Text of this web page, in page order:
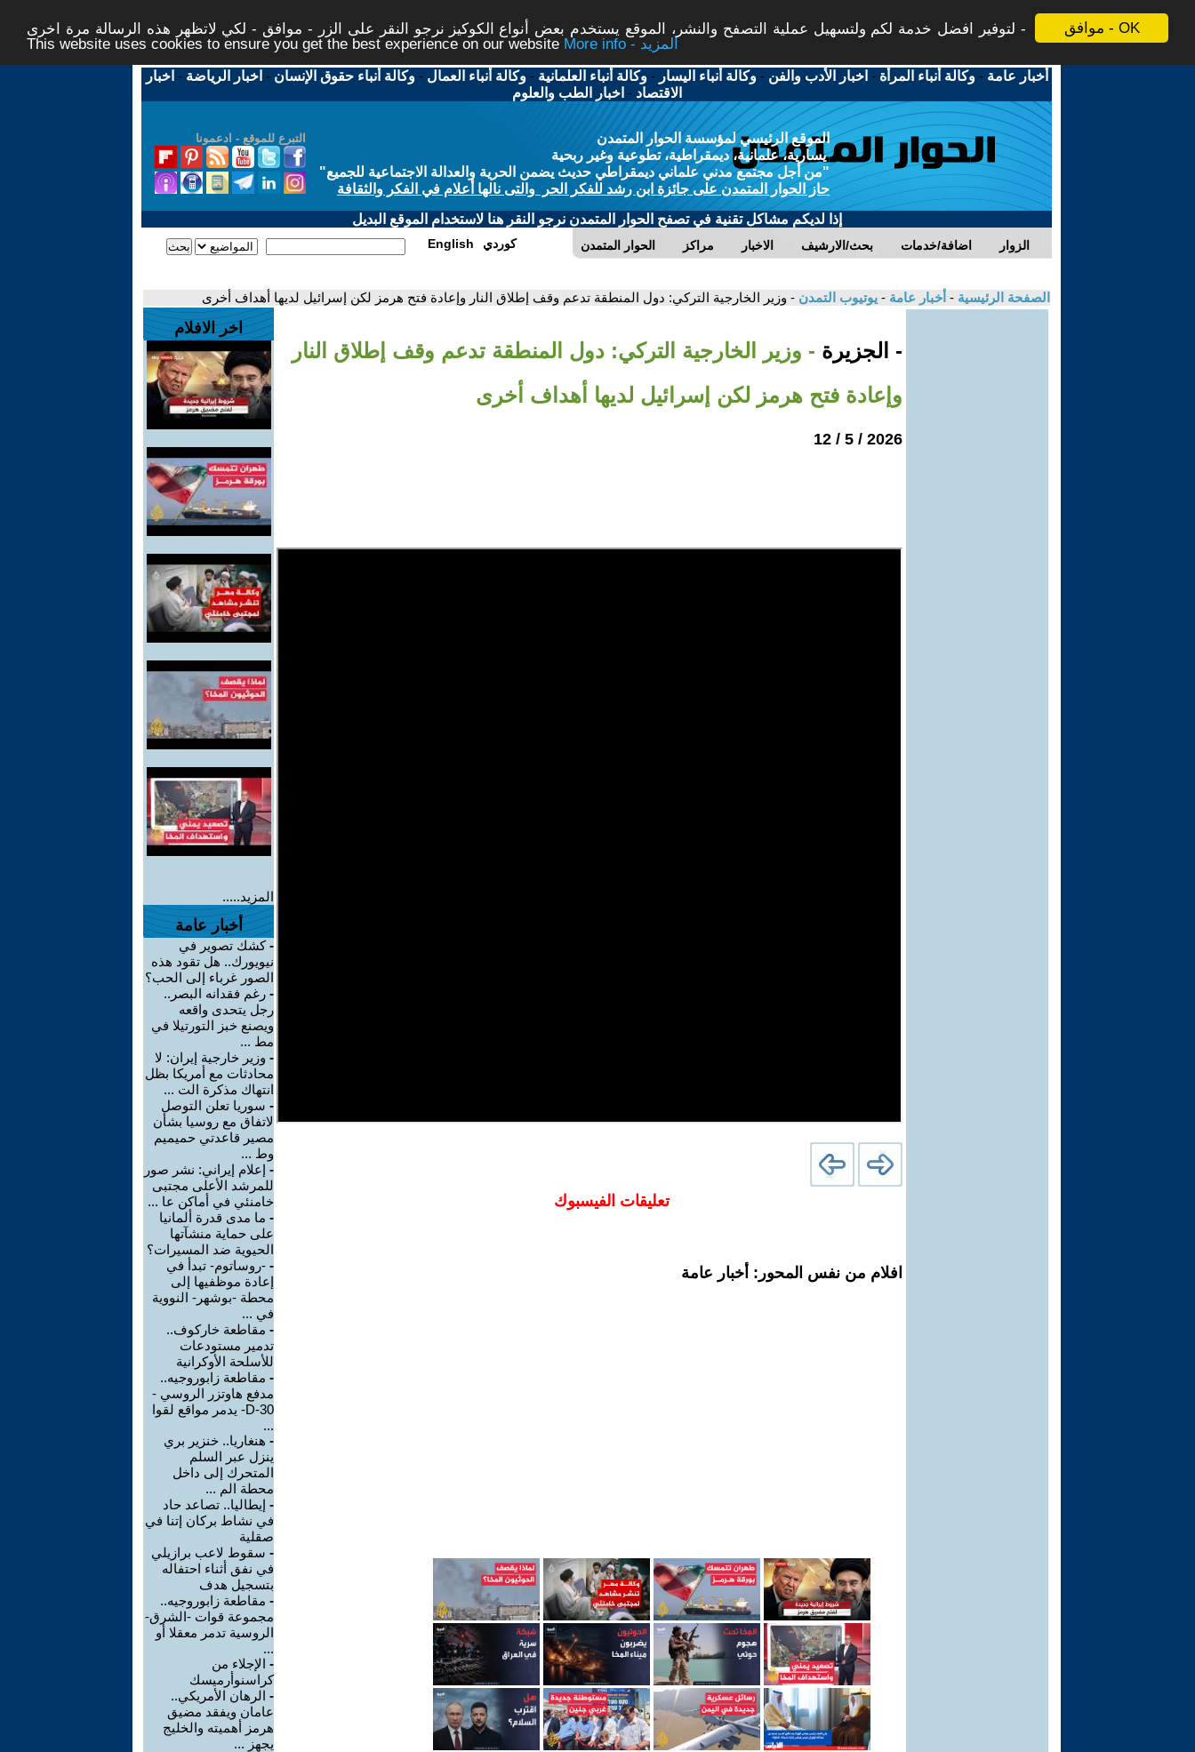
موافق - OK
لتوفير افضل خدمة لكم ولتسهيل عملية التصفح والنشر، الموقع يستخدم بعض أنواع الكوكيز نرجو النقر على الزر - موافق - لكي لاتظهر هذه الرسالة مرة اخرى -
This website uses cookies to ensure you get the best experience on our website
More info - المزيد
أخبار عامة -وكالة أنباء المرأة - اخبار الأدب والفن -وكالة أنباء اليسار -وكالة أنباء العلمانية -وكالة أنباء العمال -وكالة أنباء حقوق الإنسان - اخبار الرياضة - اخبار
الاقتصاد - اخبار الطب والعلوم
التبرع للموقع - ادعمونا
الموقع الرئيسي لمؤسسة الحوار المتمدن
يسارية، علمانية، ديمقراطية، تطوعية وغير ربحية
"من أجل مجتمع مدني علماني ديمقراطي حديث يضمن الحرية والعدالة الاجتماعية للجميع"
حاز الحوار المتمدن على جائزة ابن رشد للفكر الحر والتى نالها أعلام في الفكر والثقافة
إذا لديكم مشاكل تقنية في تصفح الحوار المتمدن نرجو النقر هنا لاستخدام الموقع البديل
الحوار المتمدن مراكز الاخبار بحث/الارشيف اضافة/خدمات الزوار English كوردي
الصفحة الرئيسية - أخبار عامة - يوتيوب التمدن - وزير الخارجية التركي: دول المنطقة تدعم وقف إطلاق النار وإعادة فتح هرمز لكن إسرائيل لديها أهداف أخرى
- الجزيرة - وزير الخارجية التركي: دول المنطقة تدعم وقف إطلاق النار
وإعادة فتح هرمز لكن إسرائيل لديها أهداف أخرى
2026 / 5 / 12
تعليقات الفيسبوك
افلام من نفس المحور: أخبار عامة
اخر الافلام
المزيد.....
أخبار عامة
-كشك تصوير في
نيويورك.. هل تقود هذه
الصور غرباء إلى الحب؟
- رغم فقدانه البصر..
رجل يتحدى واقعه
ويصنع خبز التورتيلا في
مط ...
- وزير خارجية إيران: لا
محادثات مع أمريكا بظل
انتهاك مذكرة الت ...
- سوريا تعلن التوصل
لاتفاق مع روسيا بشأن
مصير قاعدتي حميميم
وط ...
- إعلام إيراني: نشر صور
للمرشد الأعلى مجتبى
خامنئي في أماكن عا ...
- ما مدى قدرة ألمانيا
على حماية منشآتها
الحيوية ضد المسيرات؟
- -روساتوم- تبدأ في
إعادة موظفيها إلى
محطة -بوشهر- النووية
في ...
- مقاطعة خاركوف..
تدمير مستودعات
للأسلحة الأوكرانية
- مقاطعة زابوروجيه..
مدفع هاوتزر الروسي -
D-30- يدمر مواقع لقوا
...
- هنغاريا.. خنزير بري
ينزل عبر السلم
المتحرك إلى داخل
محطة الم ...
- إيطاليا.. تصاعد حاد
في نشاط بركان إتنا في
صقلية
- سقوط لاعب برازيلي
في نفق أثناء احتفاله
بتسجيل هدف
- مقاطعة زابوروجيه..
مجموعة قوات -الشرق-
الروسية تدمر معقلا أو
...
- الإجلاء من
كراسنوأرميسك
- الرهان الأمريكي..
عامان ويفقد مضيق
هرمز أهميته والخليج
يجهز ...